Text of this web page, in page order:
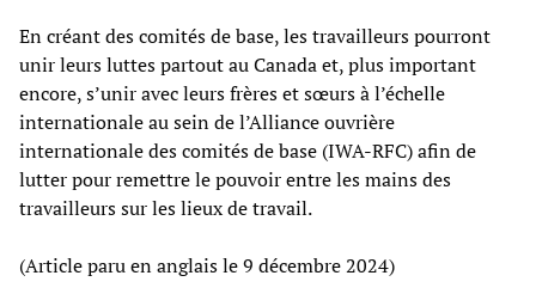
En créant des comités de base, les travailleurs pourront
unir leurs luttes partout au Canada et, plus important
encore, s’unir avec leurs frères et sœurs à l’échelle
internationale au sein de l’Alliance ouvrière
internationale des comités de base (IWA-RFC) afin de
lutter pour remettre le pouvoir entre les mains des
travailleurs sur les lieux de travail.
(Article paru en anglais le 9 décembre 2024)